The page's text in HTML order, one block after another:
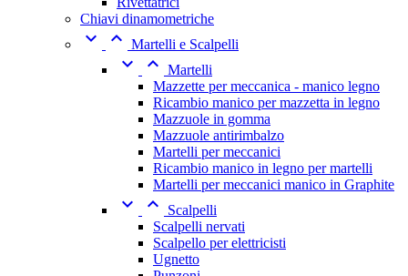
Chiavi dinamometriche
  Martelli e Scalpelli
  Martelli
Mazzette per meccanica - manico legno
Ricambio manico per mazzetta in legno
Mazzuole in gomma
Mazzuole antirimbalzo
Martelli per meccanici
Ricambio manico in legno per martelli
Martelli per meccanici manico in Graphite
 
Scalpelli
Scalpelli nervati
Scalpello per elettricisti
Ugnetto